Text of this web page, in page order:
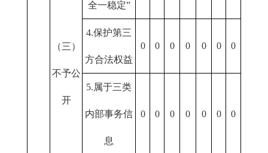
（三）
不予公
开
全一稳定”
4.保护第三
方合法权益
0 0 0 0 0 0 0
5.属于三类
内部事务信
息
0 0 0 0 0 0 0